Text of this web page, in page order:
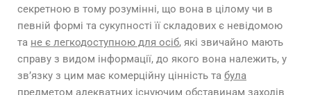
секретною в тому розумінні, що вона в цілому чи в
певній формі та сукупності її складових є невідомою
та не є легкодоступною для осіб, які звичайно мають
справу з видом інформації, до якого вона належить, у
зв’язку з цим має комерційну цінність та була
предметом адекватних існуючим обставинам заходів